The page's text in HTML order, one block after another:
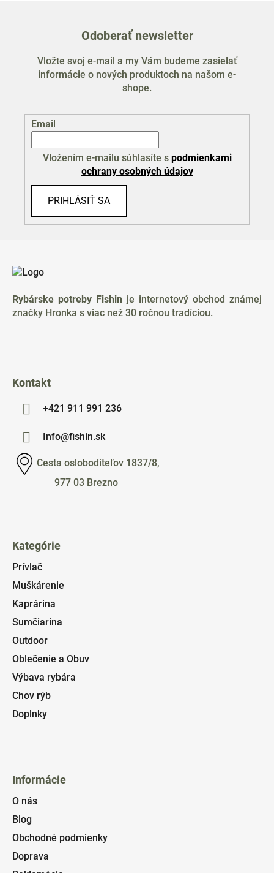
Odoberať newsletter
Vložte svoj e-mail a my Vám budeme zasielať
informácie o nových produktoch na našom e-
shope.
Email
Vložením e-mailu súhlasíte s podmienkami
ochrany osobných údajov
PRIHLÁSIŤ SA
Rybárske potreby Fishin je internetový obchod známej
značky Hronka s viac než 30 ročnou tradíciou.
Kontakt
+421 911 991 236
Info@fishin.sk
Cesta osloboditeľov 1837/8,
977 03 Brezno
Kategórie
Prívlač
Muškárenie
Kaprárina
Sumčiarina
Outdoor
Oblečenie a Obuv
Výbava rybára
Chov rýb
Doplnky
Informácie
O nás
Blog
Obchodné podmienky
Doprava